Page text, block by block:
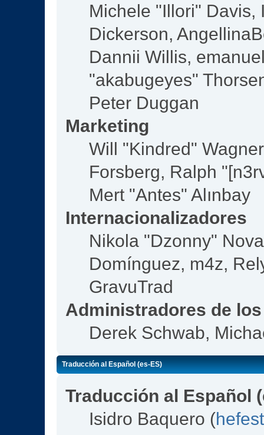
Michele "Illori" Davis,
Dickerson,
Dannii Willis,
"akabugeyes"
Peter Duggan
Marketing
Will "Kindred"
Forsberg, Ralph
Mert "Antes" Alınbay
Internacionalizadores
Nikola "Dzonny"
Domínguez, m4z,
GravuTrad
Administradores de
Derek Schwab,
Traducción al Español (es-ES)
Traducción al Español
Isidro Baquero (